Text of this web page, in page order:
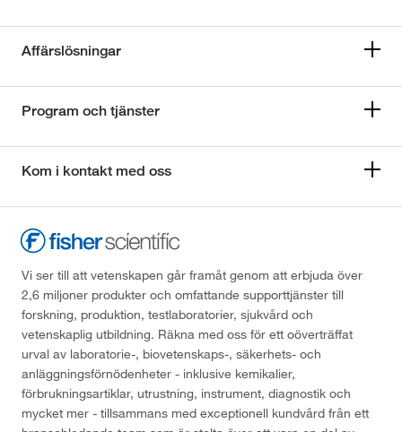
Affärslösningar
Program och tjänster
Kom i kontakt med oss
Vi ser till att vetenskapen går framåt genom att erbjuda över
2,6 miljoner produkter och omfattande supporttjänster till
forskning, produktion, testlaboratorier, sjukvård och
vetenskaplig utbildning. Räkna med oss för ett oöverträffat
urval av laboratorie-, biovetenskaps-, säkerhets- och
anläggningsförnödenheter - inklusive kemikalier,
förbrukningsartiklar, utrustning, instrument, diagnostik och
mycket mer - tillsammans med exceptionell kundvård från ett